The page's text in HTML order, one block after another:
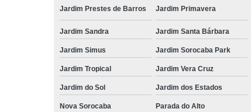
Jardim Prestes de Barros Jardim Primavera
Jardim Sandra Jardim Santa Bárbara
Jardim Simus Jardim Sorocaba Park
Jardim Tropical Jardim Vera Cruz
Jardim do Sol Jardim dos Estados
Nova Sorocaba Parada do Alto